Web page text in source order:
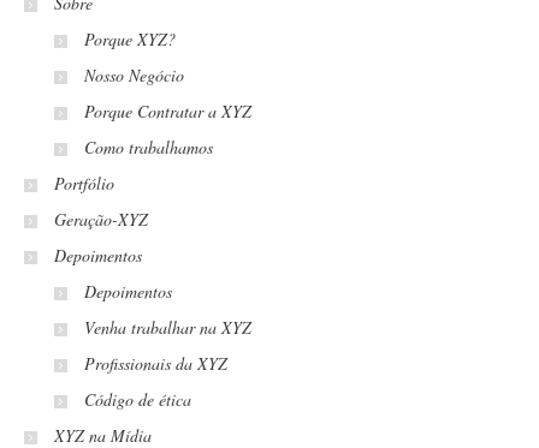
Porque XYZ?
Nosso Negócio
Porque Contratar a XYZ
Como trabalhamos
Portfólio
Geração-XYZ
Depoimentos
Depoimentos
Venha trabalhar na XYZ
Profissionais da XYZ
Código de ética
XYZ na Mídia